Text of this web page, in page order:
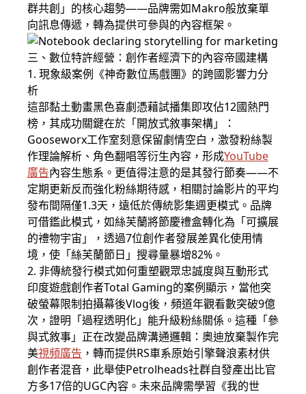
群共創」的核心趨勢——品牌需如Makro般放棄單
向訊息傳遞，轉為提供可參與的內容框架。
三、數位特許經營：創作者經濟下的內容帝國建構
1. 現象級案例《神奇數位馬戲團》的跨國影響力分
析
這部黏土動畫黑色喜劇憑藉試播集即攻佔12國熱門
榜，其成功關鍵在於「開放式敘事架構」：
Gooseworx工作室刻意保留劇情空白，激發粉絲製
作理論解析、角色翻唱等衍生內容，形成YouTube
廣告內容生態系。更值得注意的是其發行節奏——不
定期更新反而強化粉絲期待感，相關討論影片的平均
發布間隔僅1.3天，遠低於傳統影集週更模式。品牌
可借鑑此模式，如絲芙蘭將節慶禮盒轉化為「可擴展
的禮物宇宙」，透過7位創作者發展差異化使用情
境，使「絲芙蘭節日」搜尋量暴增82%。
2. 非傳統發行模式如何重塑觀眾忠誠度與互動形式
印度遊戲創作者Total Gaming的案例顯示，當他突
破螢幕限制拍攝幕後Vlog後，頻道年觀看數突破9億
次，證明「過程透明化」能升級粉絲關係。這種「參
與式敘事」正在改變品牌溝通邏輯：奧迪放棄製作完
美視頻廣告 ，轉而提供RS車系原始引擎聲浪素材供
創作者混音，此舉使Petrolheads社群自發產出比官
方多17倍的UGC內容。未來品牌需學習《我的世